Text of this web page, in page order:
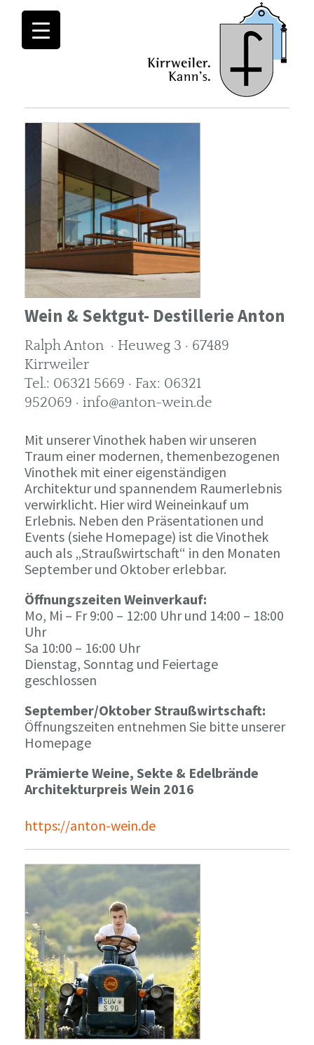
Wein & Sektgut- Destillerie Anton
Ralph Anton · Heuweg 3 · 67489
Kirrweiler
Tel.: 06321 5669 · Fax: 06321
952069 · info@anton-wein.de
Mit unserer Vinothek haben wir unseren
Traum einer modernen, themenbezogenen
Vinothek mit einer eigenständigen
Architektur und spannendem Raumerlebnis
verwirklicht. Hier wird Weineinkauf um
Erlebnis. Neben den Präsentationen und
Events (siehe Homepage) ist die Vinothek
auch als „Straußwirtschaft“ in den Monaten
September und Oktober erlebbar.
Öffnungszeiten Weinverkauf:
Mo, Mi – Fr 9:00 – 12:00 Uhr und 14:00 – 18:00
Uhr
Sa 10:00 – 16:00 Uhr
Dienstag, Sonntag und Feiertage
geschlossen
September/Oktober Straußwirtschaft:
Öffnungszeiten entnehmen Sie bitte unserer
Homepage
Prämierte Weine, Sekte & Edelbrände
Architekturpreis Wein 2016
https://anton-wein.de